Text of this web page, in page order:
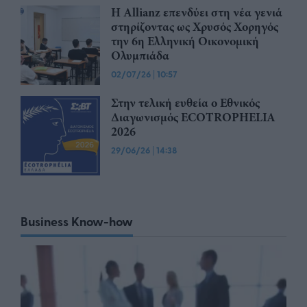
Η Allianz επενδύει στη νέα γενιά
στηρίζοντας ως Χρυσός Χορηγός
την 6η Ελληνική Οικονομική
Ολυμπιάδα
02/07/26 | 10:57
Στην τελική ευθεία ο Εθνικός
Διαγωνισμός ECOTROPHELIA
2026
29/06/26 | 14:38
Business Know-how